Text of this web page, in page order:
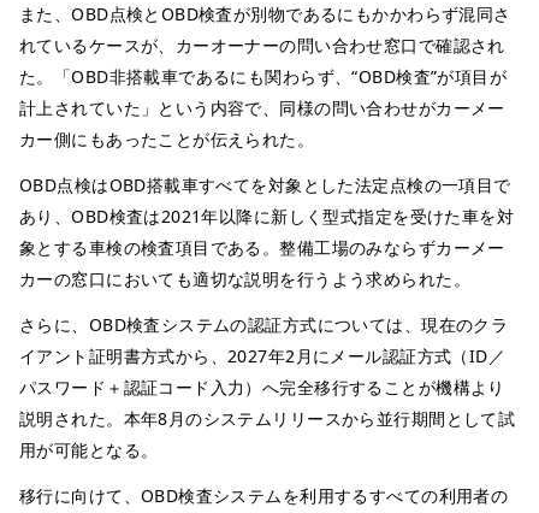
また、OBD点検とOBD検査が別物であるにもかかわらず混同さ
れているケースが、カーオーナーの問い合わせ窓口で確認され
た。「OBD非搭載車であるにも関わらず、“OBD検査”が項目が
計上されていた」という内容で、同様の問い合わせがカーメー
カー側にもあったことが伝えられた。
OBD点検はOBD搭載車すべてを対象とした法定点検の一項目で
あり、OBD検査は2021年以降に新しく型式指定を受けた車を対
象とする車検の検査項目である。整備工場のみならずカーメー
カーの窓口においても適切な説明を行うよう求められた。
さらに、OBD検査システムの認証方式については、現在のクラ
イアント証明書方式から、2027年2月にメール認証方式（ID／
パスワード＋認証コード入力）へ完全移行することが機構より
説明された。本年8月のシステムリリースから並行期間として試
用が可能となる。
移行に向けて、OBD検査システムを利用するすべての利用者の